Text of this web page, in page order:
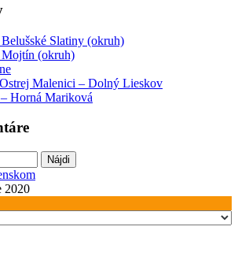
Slatiny (okruh)
Mojtín (okruh)
Malenici – Dolný Lieskov
Horná Mariková
2020